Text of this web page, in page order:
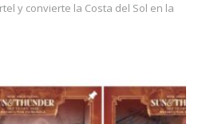
y convierte la Costa del Sol en la